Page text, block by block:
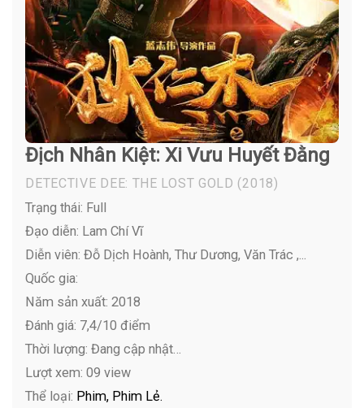
Địch Nhân Kiệt: Xi Vưu Huyết Đằng
DETECTIVE DEE: THE LOST GOLD (2018)
Trạng thái: Full
Đạo diễn: Lam Chí Vĩ
Diễn viên: Đỗ Dịch Hoành, Thư Dương, Văn Trác ,...
Quốc gia:
Năm sản xuất: 2018
Đánh giá: 7,4/10 điểm
Thời lượng: Đang cập nhật…
Lượt xem: 09 view
Thể loại: Phim Phim Lẻ